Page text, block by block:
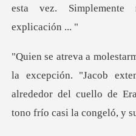
"Jacob
alrededor del cuello de